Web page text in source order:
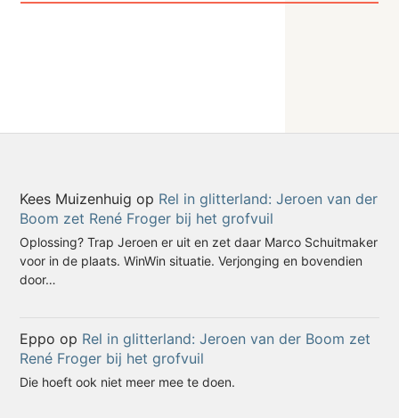
Kees Muizenhuig op Rel in glitterland: Jeroen van der
Boom zet René Froger bij het grofvuil
Oplossing? Trap Jeroen er uit en zet daar Marco Schuitmaker
voor in de plaats. WinWin situatie. Verjonging en bovendien
door…
Eppo op Rel in glitterland: Jeroen van der Boom zet
René Froger bij het grofvuil
Die hoeft ook niet meer mee te doen.